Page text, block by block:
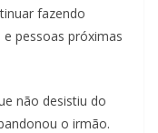
fazendo
pessoas próximas
não desistiu do
o irmão.